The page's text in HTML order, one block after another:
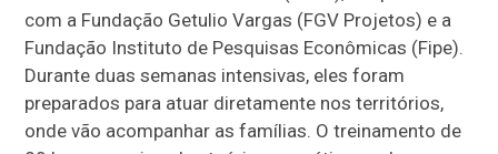
com a Fundação Getulio Vargas (FGV Projetos) e a
Fundação Instituto de Pesquisas Econômicas (Fipe).
Durante duas semanas intensivas, eles foram
preparados para atuar diretamente nos territórios,
onde vão acompanhar as famílias. O treinamento de